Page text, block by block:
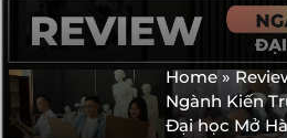
Home»
Ngành Kiến
Đại học Mở